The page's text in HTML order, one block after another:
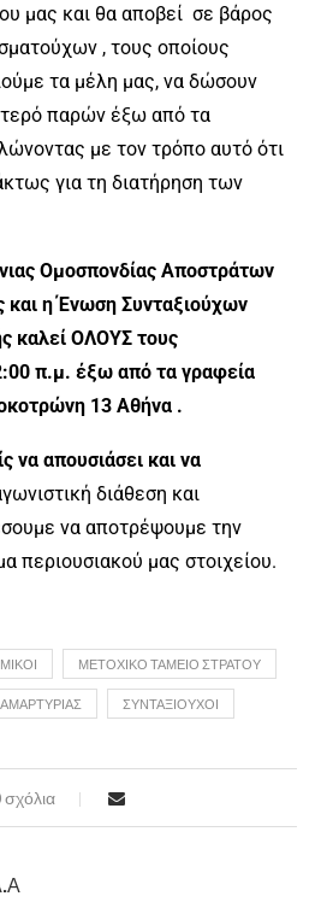
μας και θα αποβεί σε βάρος
, τους οποίους
τα μέλη μας, να δώσουν
παρών έξω από τα
με τον τρόπο αυτό ότι
για τη διατήρηση των
Ομοσπονδίας Αποστράτων
η Ένωση Συνταξιούχων
καλεί ΟΛΟΥΣ τους
π.μ. έξω από τα γραφεία
13 Αθήνα .
να απουσιάσει και να
διάθεση και
να αποτρέψουμε την
περιουσιακού μας στοιχείου.
ΜΕΤΟΧΙΚΌ ΤΑΜΕΊΟ ΣΤΡΑΤΟΎ
ΣΥΝΤΑΞΙΟΥΧΟΙ
σχόλια